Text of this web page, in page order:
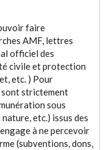
faire
AMF, lettres
officiel des
civile et protection
etc. ) Pour
sont strictement
sous
etc.) issus des
à ne percevoir
(subventions, dons,